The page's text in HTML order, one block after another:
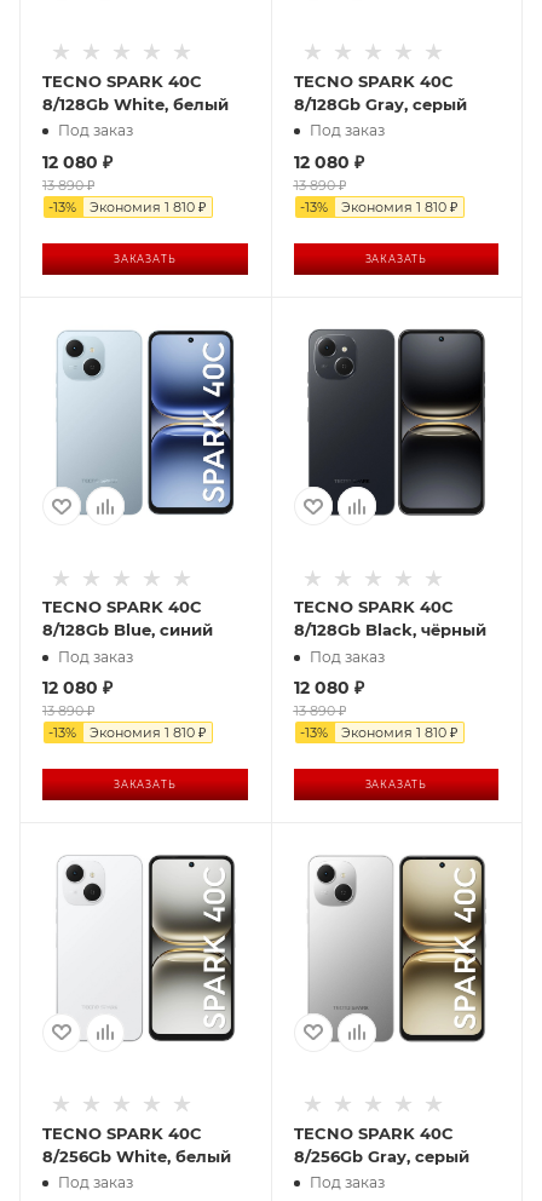
TECNO SPARK 40C
8/128Gb White, белый
Под заказ
12 080 ₽
13 890₽
-13% Экономия 1 810 ₽
ЗАКАЗАТЬ
TECNO SPARK 40C
8/128Gb Gray, серый
Под заказ
12 080 ₽
13 890₽
-13% Экономия 1 810₽
ЗАКАЗАТЬ
TECNO SPARK 40C
8/128Gb Blue, синий
Под заказ
12 080 ₽
13 890₽
-13% Экономия 1 810 ₽
ЗАКАЗАТЬ
TECNO SPARK 40C
8/128Gb Black, чёрный
Под заказ
12 080 ₽
13 890₽
-13% Экономия 1 810₽
ЗАКАЗАТЬ
TECNO SPARK 40C
8/256Gb White, белый
Под заказ
TECNO SPARK 40C
8/256Gb Gray, серый
Под заказ